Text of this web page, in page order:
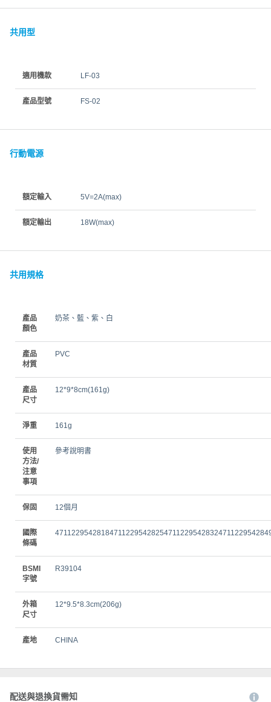
共用型
適用機款 LF-03
產品型號 FS-02
行動電源
額定輸入 5V=2A(max)
額定輸出 18W(max)
共用規格
產品
顏色
奶茶、藍、紫、白
產品
材質
PVC
產品
尺寸
12*9*8cm(161g)
淨重 161g
使用
方法/
注意
事項
參考說明書
保固 12個月
國際
條碼
BSMI
字號
R39104
外箱
尺寸
12*9.5*8.3cm(206g)
產地 CHINA
配送與退換貨需知